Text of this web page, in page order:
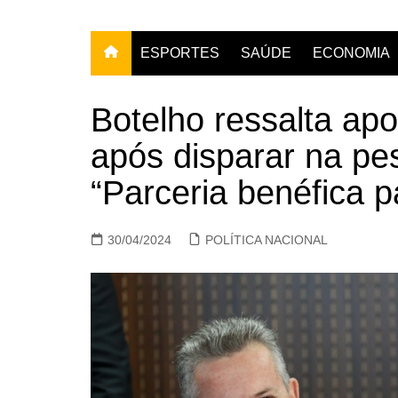
ESPORTES SAÚDE ECONOMIA
Botelho ressalta
após disparar na
“Parceria benéfica
30/04/2024 POLÍTICA NACIONAL